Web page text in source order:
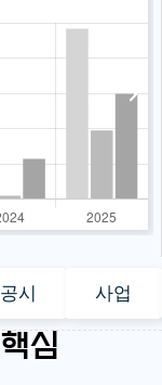
공시 사업
핵심